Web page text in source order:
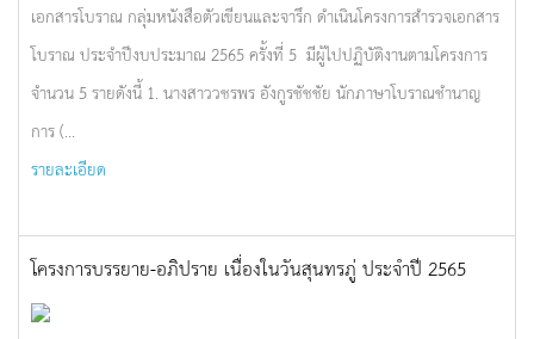
เอกสารโบราณ กลุ่มหนังสือตัวเขียนและจารึก ดำเนินโครงการสำรวจเอกสาร
โบราณ ประจำปีงบประมาณ 2565 ครั้งที่ 5 มีผู้ไปปฏิบัติงานตามโครงการ
จำนวน 5 รายดังนี้ 1. นางสาววชรพร อังกูรชัชชัย นักภาษาโบราณชำนาญ
การ (...
รายละเอียด
โครงการบรรยาย-อภิปราย เนื่องในวันสุนทรภู่ ประจำปี 2565